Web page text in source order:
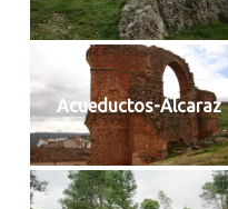
Acueductos-Alcaraz